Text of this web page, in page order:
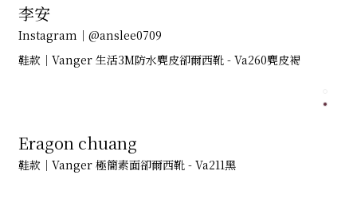
李安
Instagram｜@anslee0709
鞋款｜Vanger 生活3M防水麂皮卻爾西靴 - Va260麂皮褐
Eragon chuang
鞋款｜Vanger 極簡素面卻爾西靴 - Va211黑